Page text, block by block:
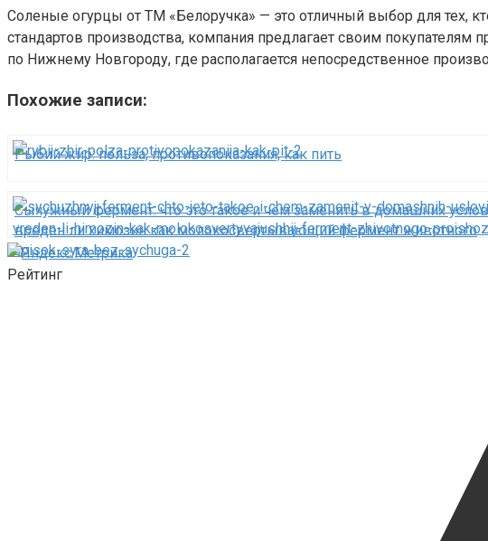
Соленые огурцы от ТМ «Белоручка» — это отличный выбор для тех,
стандартов производства, компания предлагает своим покупателям
по Нижнему Новгороду, где располагается непосредственное
Похожие записи:
Рыбий жир: польза, противопоказания, как пить
Сычужный фермент: что это такое и чем заменить в домашних
вреден ли химозин как молокосвертывающий фермент животного
происхождения — список сыра без сычуга
Рейтинг